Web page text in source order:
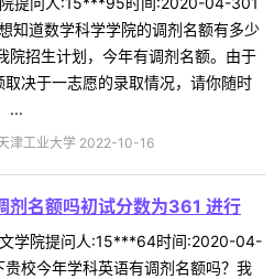
知道数学科学学院的调剂名额有多少
院招生计划，今年有调剂名额。由于
决于一志愿的录取情况，请你随时
...
津工业大学 2022-10-16
剂名额吗初试分数为361 进行
学院提问人:15***64时间:2020-04-
校今年学科英语有调剂名额吗？我